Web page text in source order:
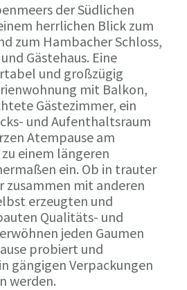
der Südlichen
herrlichen Blick zum
zum Hambacher Schloss,
Gästehaus. Eine
und großzügig
mit Balkon,
Gästezimmer, ein
und Aufenthaltsraum
Atempause am
einem längeren
ein. Ob in trauter
zusammen mit anderen
erzeugten und
Qualitäts- und
jeden Gaumen
probiert und
gängigen Verpackungen
werden.